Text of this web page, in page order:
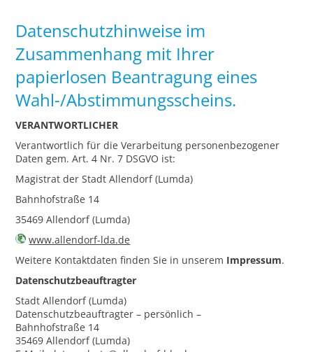
Datenschutzhinweise im
Zusammenhang mit Ihrer
papierlosen Beantragung eines
Wahl-/Abstimmungsscheins.
VERANTWORTLICHER
Verantwortlich für die Verarbeitung personenbezogener
Daten gem. Art. 4 Nr. 7 DSGVO ist:
Magistrat der Stadt Allendorf (Lumda)
Bahnhofstraße 14
35469 Allendorf (Lumda)
www.allendorf-lda.de
Weitere Kontaktdaten finden Sie in unserem Impressum.
Datenschutzbeauftragter
Stadt Allendorf (Lumda)
Datenschutzbeauftragter – persönlich –
Bahnhofstraße 14
35469 Allendorf (Lumda)